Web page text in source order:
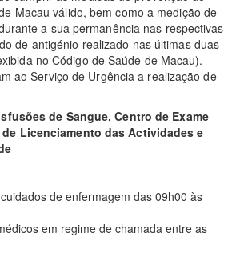
Macau válido, bem como a medição de
a sua permanência nas respectivas
de antigénio realizado nas últimas duas
no Código de Saúde de Macau).
ao Serviço de Urgência a realização de
de Sangue, Centro de Exame
Licenciamento das Actividades e
de enfermagem das 09h00 às
em regime de chamada entre as